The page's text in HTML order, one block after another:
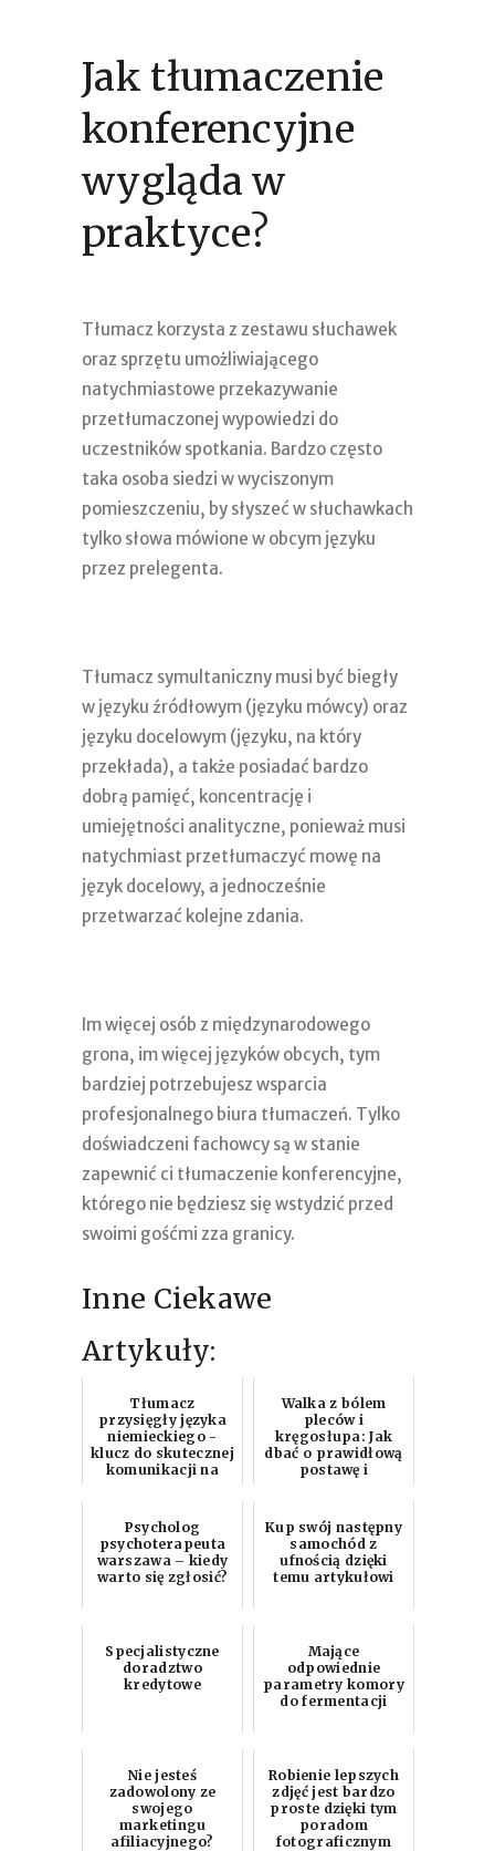
Jak tłumaczenie
konferencyjne
wygląda w
praktyce?
Tłumacz korzysta z zestawu słuchawek
oraz sprzętu umożliwiającego
natychmiastowe przekazywanie
przetłumaczonej wypowiedzi do
uczestników spotkania. Bardzo często
taka osoba siedzi w wyciszonym
pomieszczeniu, by słyszeć w słuchawkach
tylko słowa mówione w obcym języku
przez prelegenta.
Tłumacz symultaniczny musi być biegły
w języku źródłowym (języku mówcy) oraz
języku docelowym (języku, na który
przekłada), a także posiadać bardzo
dobrą pamięć, koncentrację i
umiejętności analityczne, ponieważ musi
natychmiast przetłumaczyć mowę na
język docelowy, a jednocześnie
przetwarzać kolejne zdania.
Im więcej osób z międzynarodowego
grona, im więcej języków obcych, tym
bardziej potrzebujesz wsparcia
profesjonalnego biura tłumaczeń. Tylko
doświadczeni fachowcy są w stanie
zapewnić ci tłumaczenie konferencyjne,
którego nie będziesz się wstydzić przed
swoimi gośćmi zza granicy.
Inne Ciekawe
Artykuły:
Tłumacz
przysięgły języka
niemieckiego -
klucz do skutecznej
komunikacji na
Walka z bólem
pleców i
kręgosłupa: Jak
dbać o prawidłową
postawę i
Psycholog
psychoterapeuta
warszawa – kiedy
warto się zgłosić?
Kup swój następny
samochód z
ufnością dzięki
temu artykułowi
Specjalistyczne
doradztwo
kredytowe
Mające
odpowiednie
parametry komory
do fermentacji
Nie jesteś
zadowolony ze
swojego
marketingu
afiliacyjnego?
Robienie lepszych
zdjęć jest bardzo
proste dzięki tym
poradom
fotograficznym